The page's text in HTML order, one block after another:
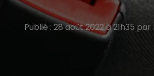
Publié : 28 août 2022 à 21h35